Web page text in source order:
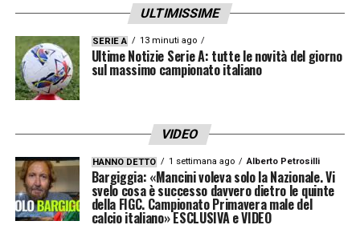
ULTIMISSIME
SERIE A 13 minuti ago
Ultime Notizie Serie A: tutte le novità del giorno
sul massimo campionato italiano
VIDEO
HANNO DETTO 1 settimana ago Alberto Petrosilli
Bargiggia: «Mancini voleva solo la Nazionale. Vi
svelo cosa è successo davvero dietro le quinte
della FIGC. Campionato Primavera male del
calcio italiano» ESCLUSIVA e VIDEO